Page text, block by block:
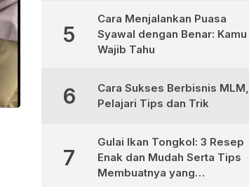
5
Cara Menjalankan Puasa
Syawal dengan Benar: Kamu
Wajib Tahu
6
Cara Sukses Berbisnis MLM,
Pelajari Tips dan Trik
7
Gulai Ikan Tongkol: 3 Resep
Enak dan Mudah Serta Tips
Membuatnya yang